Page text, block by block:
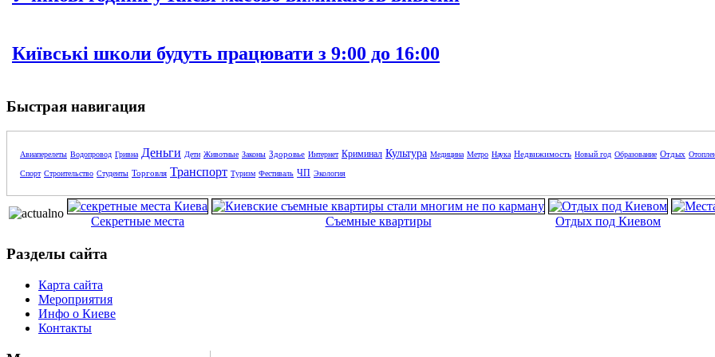
Київські школи будуть працювати з 9:00 до 16:00
Быстрая навигация
Авиаперелеты Водопровод Гривна Деньги Дети Животные Законы Здоровье Интернет Криминал Культура Медицина Метро Наука Недвижимость Новый год Образование Отдых
Спорт Строительство Студенты Торговля Транспорт Туризм Фестиваль ЧП Экология
Секретные места Съемные квартиры Отдых под Киевом
Разделы сайта
Карта сайта
Мероприятия
Инфо о Киеве
Контакты